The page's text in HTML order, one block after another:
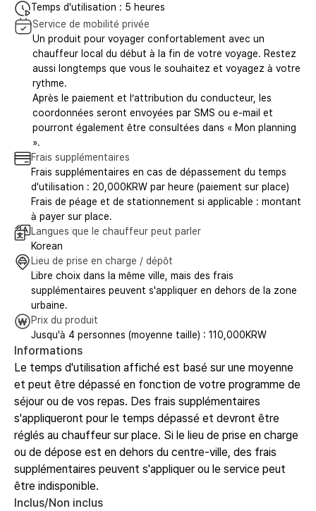
Temps d'utilisation : 5 heures
Service de mobilité privée
Un produit pour voyager confortablement avec un
chauffeur local du début à la fin de votre voyage. Restez
aussi longtemps que vous le souhaitez et voyagez à votre
rythme.
Après le paiement et l’attribution du conducteur, les
coordonnées seront envoyées par SMS ou e-mail et
pourront également être consultées dans « Mon planning
».
Frais supplémentaires
Frais supplémentaires en cas de dépassement du temps
d'utilisation : 20,000KRW par heure (paiement sur place)
Frais de péage et de stationnement si applicable : montant
à payer sur place.
Langues que le chauffeur peut parler
Korean
Lieu de prise en charge / dépôt
Libre choix dans la même ville, mais des frais
supplémentaires peuvent s'appliquer en dehors de la zone
urbaine.
Prix du produit
Jusqu'à 4 personnes (moyenne taille) : 110,000KRW
Informations
Le temps d'utilisation affiché est basé sur une moyenne
et peut être dépassé en fonction de votre programme de
séjour ou de vos repas. Des frais supplémentaires
s'appliqueront pour le temps dépassé et devront être
réglés au chauffeur sur place. Si le lieu de prise en charge
ou de dépose est en dehors du centre-ville, des frais
supplémentaires peuvent s'appliquer ou le service peut
être indisponible.
Inclus/Non inclus